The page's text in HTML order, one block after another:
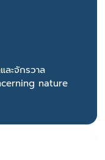
ละจักรวาล
nature